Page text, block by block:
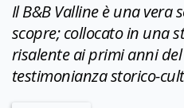
Il B&B Valline è una vera
scopre; collocato in una
risalente ai primi anni
testimonianza storico-